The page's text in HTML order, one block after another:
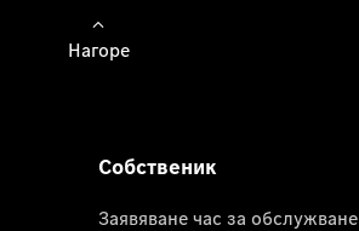
Нагоре
Собственик
Заявяване час за обслужване